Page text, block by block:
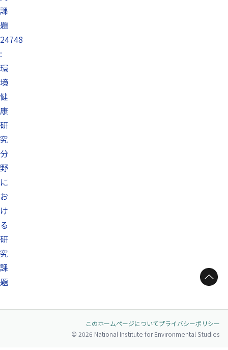
課
題
24748
:
環
境
健
康
研
究
分
野
に
お
け
る
研
究
課
題
ページトップへ
このホームページについてプライバシーポリシー
© 2026 National Institute for Environmental Studies